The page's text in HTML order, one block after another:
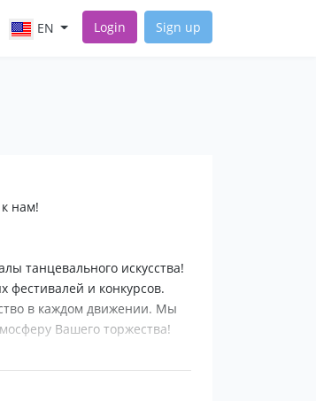
EN Login Sign up
нам!
танцевального искусства!
и конкурсов.
в каждом движении. Мы
Вашего торжества!